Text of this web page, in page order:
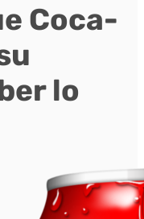
Coca-
lo